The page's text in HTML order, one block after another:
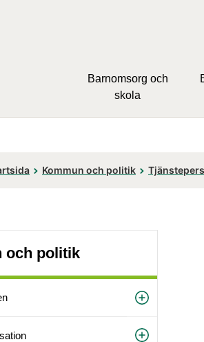
Barnomsorg och
skola
Kommun och politik
och politik